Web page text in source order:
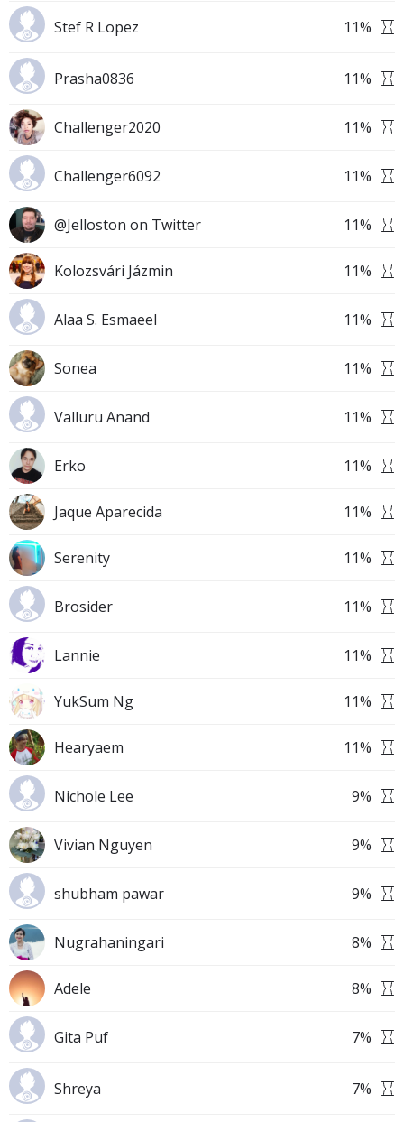
Stef R Lopez 11%
Prasha0836 11%
Challenger2020 11%
Challenger6092 11%
@Jelloston on Twitter 11%
Kolozsvári Jázmin 11%
Alaa S. Esmaeel 11%
Sonea 11%
Valluru Anand 11%
Erko 11%
Jaque Aparecida 11%
Serenity 11%
Brosider 11%
Lannie 11%
YukSum Ng 11%
Hearyaem 11%
Nichole Lee 9%
Vivian Nguyen 9%
shubham pawar 9%
Nugrahaningari 8%
Adele 8%
Gita Puf 7%
Shreya 7%